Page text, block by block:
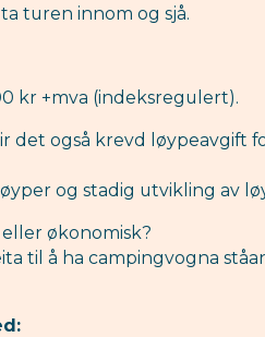
turen innom og sjå.
kr +mva (indeksregulert).
det også krevd løypeavgift
og stadig utvikling av
økonomisk?
til å ha campingvogna